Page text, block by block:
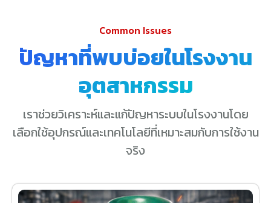
Common Issues
ปัญหาที่พบบ่อยในโรงงาน
อุตสาหกรรม
เราช่วยวิเคราะห์และแก้ปัญหาระบบในโรงงานโดย
เลือกใช้อุปกรณ์และเทคโนโลยีที่เหมาะสมกับการใช้งาน
จริง